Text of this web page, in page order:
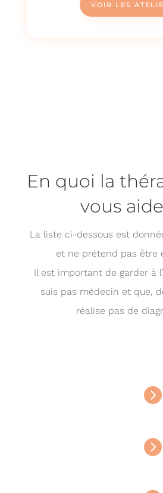
VOIR LES
En quoi la
vous
La liste ci-dessous est
et ne prétend pas être
Il est important de garder à
suis pas médecin et que,
réalise pas de

